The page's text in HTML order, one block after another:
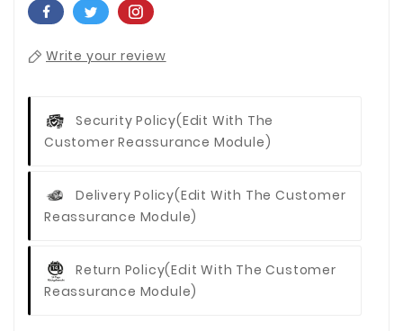
Write your review
Security Policy(edit With The
Customer Reassurance Module)
Delivery Policy(edit With The Customer
Reassurance Module)
Return Policy(edit With The Customer
Reassurance Module)